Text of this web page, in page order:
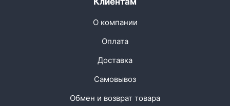
О компании
Оплата
Доставка
Самовывоз
Обмен и возврат товара